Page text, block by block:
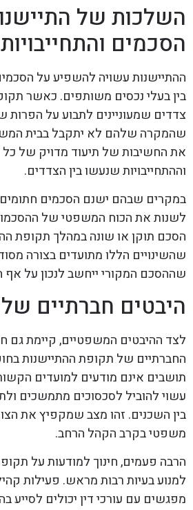
השלכות של
הסכמים והתחייבויות
ההתיישנות עשויה להשפיע על
בין בעלי נכסים משותפים. כאשר
צדדים שמעוניינים לתבוע על הפרות
שהמקרה שלהם לא יתקבל בבית
את החשיבות של תיעוד מדויק של כל
וההתחייבויות שנעשו בין הצדדים.
במקרים שבהם ישנם הסכמים חתומים,
לשנות את הכוח המשפטי של
הסכם תוקן או שונה במהלך תקופת
שהשינויים הללו מתועדים בצורה
שההסכם המקורי ייחשב לנכון על אף
היבטים חברתיים
לצד ההיבטים המשפטיים, קיימת גם
החברתיים של תקופת ההתיישנות
תושבים אינם מודעים למועדים
עשוי להוביל לסכסוכים מתמשכים
בין השכנים. זהו מצב שמקפיץ את
משפטי בקרב הקהל הרחב.
הרבה פעמים, חינוך למודעות על
למנוע בעיות רבות מראש. פעילות
מפגשים עם עורכי דין יכולים לסייע